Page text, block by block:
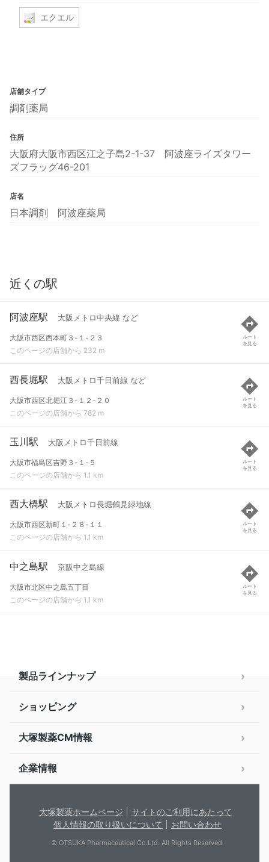
エクエル
店舗タイプ
調剤薬局
住所
大阪府大阪市西区江之子島2-1-37 阿波座ライズタワー
ズフラッグ46-201
店名
日本調剤 阿波座薬局
近くの駅
阿波座駅 大阪メトロ中央線 など
大阪市西区西本町３-１-２３
このページの店舗から 232 m
ルート
を見る
西長堀駅 大阪メトロ千日前線 など
大阪市西区北堀江３-１２-２０
このページの店舗から 782 m
ルート
を見る
玉川駅 大阪メトロ千日前線
大阪市福島区吉野３-１-５
このページの店舗から 1.1 km
ルート
を見る
西大橋駅 大阪メトロ長堀鶴見緑地線
大阪市西区新町１-２８-１１
このページの店舗から 1.1 km
ルート
を見る
中之島駅 京阪中之島線
大阪市北区中之島五丁目
このページの店舗から 1.1 km
ルート
を見る
製品ラインナップ
ショッピング
大塚製薬CM情報
企業情報
大塚製薬ホームページ
サイトのご利用にあたって
個人情報の取り扱いについて
お問い合わせ
© OTSUKA Pharmaceutical Co.Ltd. All Rights Reserved.